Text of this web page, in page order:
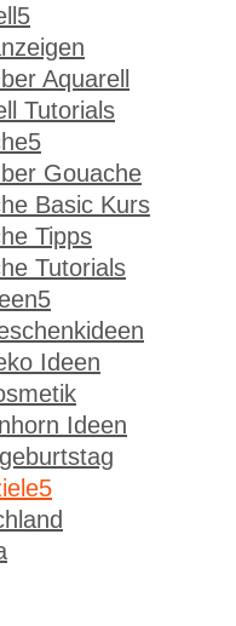
Aquarell
Tutorials
Gouache
Basic Kurs
Tipps
Tutorials
Ideen
Ideen